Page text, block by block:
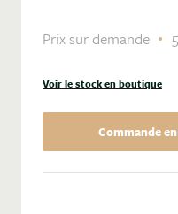
Prix sur demande
Voir le stock en boutique
Commande